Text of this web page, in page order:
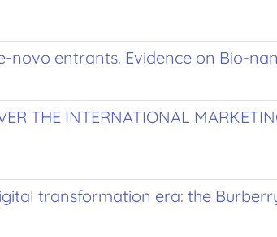
novo entrants. Evidence on Bio-
THE INTERNATIONAL
transformation era: the